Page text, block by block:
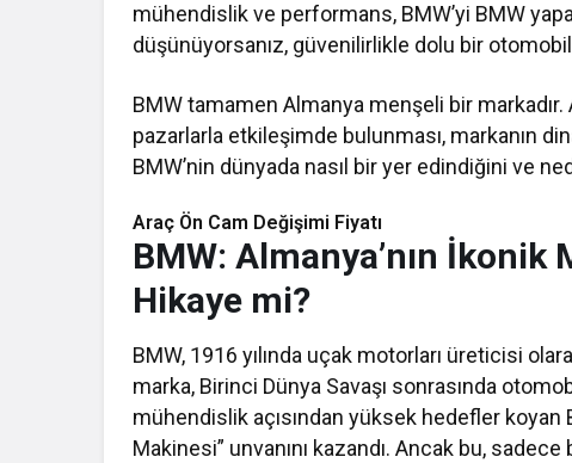
mühendislik ve performans, BMW’yi BMW
düşünüyorsanız, güvenilirlikle dolu bir
BMW tamamen Almanya menşeli bir markadır.
pazarlarla etkileşimde bulunması, markanın
BMW’nin dünyada nasıl bir yer edindiğini ve
Araç Ön Cam Değişimi Fiyatı​​
BMW: Almanya’nın İkonik
Hikaye mi?
BMW, 1916 yılında uçak motorları üreticisi
marka, Birinci Dünya Savaşı sonrasında
mühendislik açısından yüksek hedefler
Makinesi” unvanını kazandı. Ancak bu,